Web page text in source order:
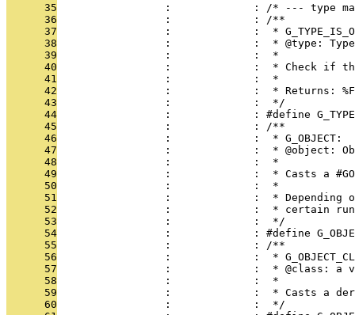
      35
:             : /* --- type
      36
                 :             : /**
      37
:             :  *
      38
:             :  * @type:
      39
                 :             :  *
      40
:             :  * Check if
      41
                 :             :  *
      42
:             :  * Returns:
      43
                 :             :  */
      44
:             : #define
      45
                 :             : /**
      46
                 :             :  * G_OBJECT:
      47
:             :  * @object:
      48
                 :             :  *
      49
:             :  * Casts a
      50
                 :             :  *
      51
:             :  * Depending
      52
:             :  * certain
      53
                 :             :  */
      54
:             : #define
      55
                 :             : /**
      56
:             :  *
      57
:             :  * @class: a
      58
                 :             :  *
      59
:             :  * Casts a
      60
                 :             :  */